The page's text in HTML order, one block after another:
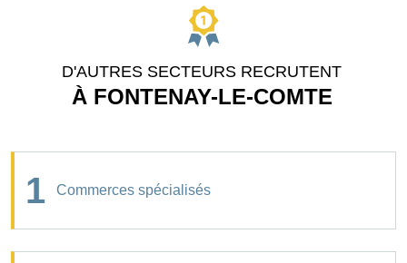
D'AUTRES SECTEURS RECRUTENT
À FONTENAY-LE-COMTE
1 Commerces spécialisés